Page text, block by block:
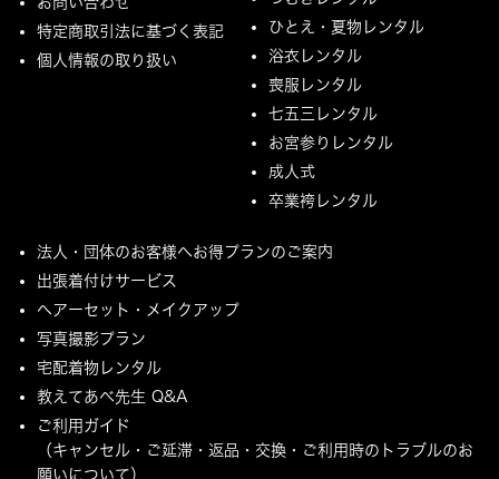
特定商取引法に基づく表記
個人情報の取り扱い
ひとえ・夏物レンタル
浴衣レンタル
喪服レンタル
七五三レンタル
お宮参りレンタル
成人式
卒業袴レンタル
法人・団体のお客様へお得プランのご案内
出張着付けサービス
ヘアーセット・メイクアップ
写真撮影プラン
宅配着物レンタル
教えてあべ先生 Q&A
ご利用ガイド
（キャンセル・ご延滞・返品・交換・ご利用時のトラブルのお
願いについて）